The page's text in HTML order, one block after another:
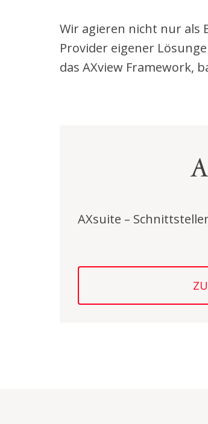
Wir agieren nicht nur als
Provider eigener
das AXview Framework,
AXsuite –